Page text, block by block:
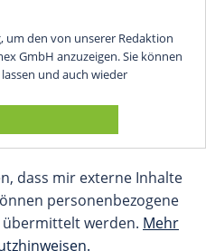
den von unserer Redaktion
GmbH anzuzeigen. Sie können
und auch wieder
dass mir externe Inhalte
personenbezogene
werden. Mehr